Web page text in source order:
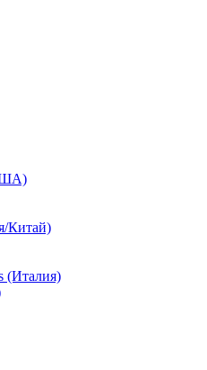
Китай)
(Италия)